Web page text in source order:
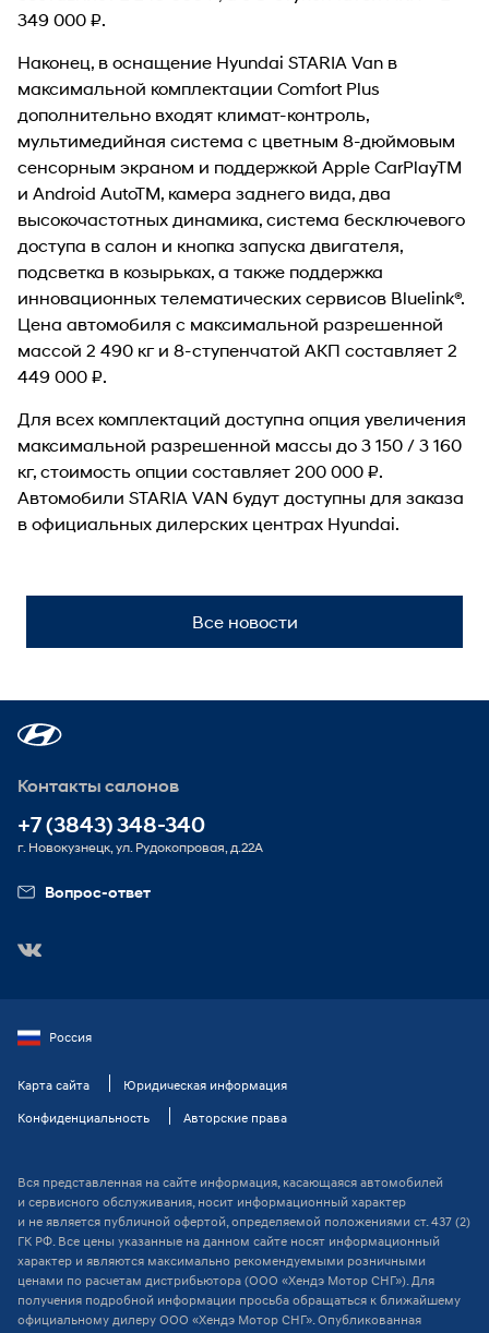
349 000 ₽.
Наконец, в оснащение Hyundai STARIA Van в
максимальной комплектации Comfort Plus
дополнительно входят климат-контроль,
мультимедийная система с цветным 8-дюймовым
сенсорным экраном и поддержкой Apple CarPlayTM
и Android AutoTM, камера заднего вида, два
высокочастотных динамика, система бесключевого
доступа в салон и кнопка запуска двигателя,
подсветка в козырьках, а также поддержка
инновационных телематических сервисов Bluelink®.
Цена автомобиля с максимальной разрешенной
массой 2 490 кг и 8-ступенчатой АКП составляет 2
449 000 ₽.
Для всех комплектаций доступна опция увеличения
максимальной разрешенной массы до 3 150 / 3 160
кг, стоимость опции составляет 200 000 ₽.
Автомобили STARIA VAN будут доступны для заказа
в официальных дилерских центрах Hyundai.
Все новости
Контакты салонов
+7 (3843) 348-340
г. Новокузнецк, ул. Рудокопровая, д.22А
Вопрос-ответ
Россия
Карта сайта
Юридическая информация
Конфиденциальность
Авторские права
Вся представленная на сайте информация, касающаяся автомобилей
и сервисного обслуживания, носит информационный характер
и не является публичной офертой, определяемой положениями ст. 437 (2)
ГК РФ. Все цены указанные на данном сайте носят информационный
характер и являются максимально рекомендуемыми розничными
ценами по расчетам дистрибьютора (ООО «Хендэ Мотор СНГ»). Для
получения подробной информации просьба обращаться к ближайшему
официальному дилеру ООО «Хендэ Мотор СНГ». Опубликованная